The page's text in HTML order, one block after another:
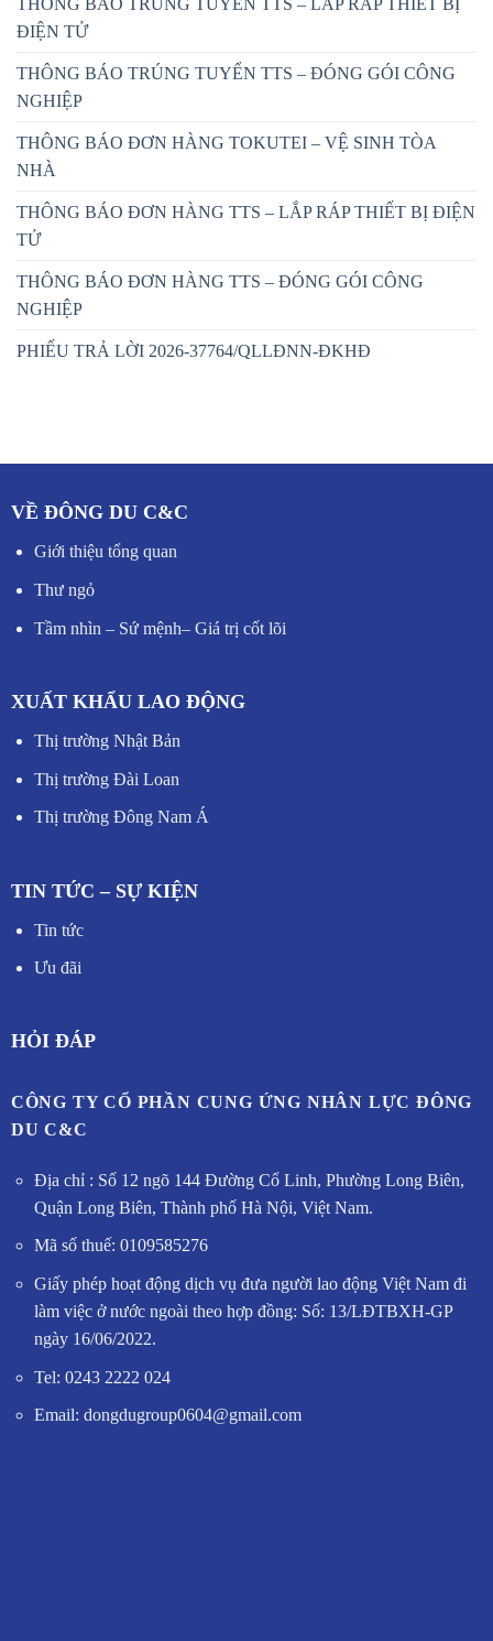
THÔNG BÁO TRÚNG TUYỂN TTS – LẮP RÁP THIẾT BỊ
ĐIỆN TỬ
THÔNG BÁO TRÚNG TUYỂN TTS – ĐÓNG GÓI CÔNG
NGHIỆP
THÔNG BÁO ĐƠN HÀNG TOKUTEI – VỆ SINH TÒA
NHÀ
THÔNG BÁO ĐƠN HÀNG TTS – LẮP RÁP THIẾT BỊ ĐIỆN
TỬ
THÔNG BÁO ĐƠN HÀNG TTS – ĐÓNG GÓI CÔNG
NGHIỆP
PHIẾU TRẢ LỜI 2026-37764/QLLĐNN-ĐKHĐ
VỀ ĐÔNG DU C&C
Giới thiệu tổng quan
Thư ngỏ
Tầm nhìn – Sứ mệnh–Giá trị cốt lõi
XUẤT KHẨU LAO ĐỘNG
Thị trường Nhật Bản
Thị trường Đài Loan
Thị trường Đông Nam Á
TIN TỨC – SỰ KIỆN
Tin tức
Ưu đãi
HỎI ĐÁP
CÔNG TY CỔ PHẦN CUNG ỨNG NHÂN LỰC ĐÔNG
DU C&C
Địa chỉ : Số 12 ngõ 144 Đường Cổ Linh, Phường Long Biên,
Quận Long Biên, Thành phố Hà Nội, Việt Nam.
Mã số thuế: 0109585276
Giấy phép hoạt động dịch vụ đưa người lao động Việt Nam đi
làm việc ở nước ngoài theo hợp đồng: Số: 13/LĐTBXH-GP
ngày 16/06/2022.
Tel: 0243 2222 024
Email: dongdugroup0604@gmail.com